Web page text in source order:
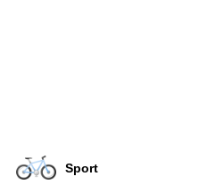
Sport